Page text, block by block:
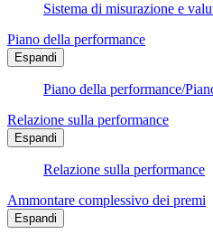
Sistema di misurazione e
Piano della performance
Espandi
Piano della performance/
Relazione sulla performance
Espandi
Relazione sulla performance
Ammontare complessivo dei premi
Espandi